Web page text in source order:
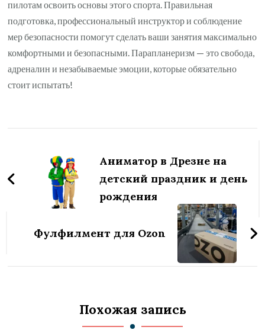
пилотам освоить основы этого спорта. Правильная
подготовка, профессиональный инструктор и соблюдение
мер безопасности помогут сделать ваши занятия максимально
комфортными и безопасными. Парапланеризм — это свобода,
адреналин и незабываемые эмоции, которые обязательно
стоит испытать!
записям
Аниматор в Дрезне на
детский праздник и день
рождения
Фулфилмент для Ozon
Похожая запись